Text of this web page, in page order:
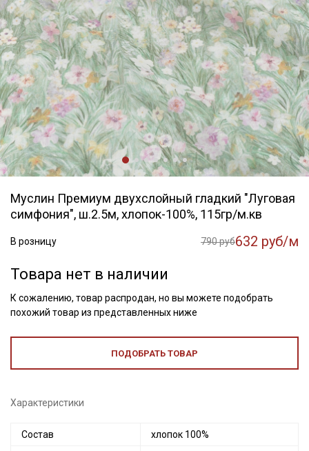
Муслин Премиум двухслойный гладкий "Луговая
симфония", ш.2.5м, хлопок-100%, 115гр/м.кв
В розницу 790 руб632 руб/м
Товара нет в наличии
К сожалению, товар распродан, но вы можете подобрать
похожий товар из представленных ниже
ПОДОБРАТЬ ТОВАР
Характеристики
Состав хлопок 100%